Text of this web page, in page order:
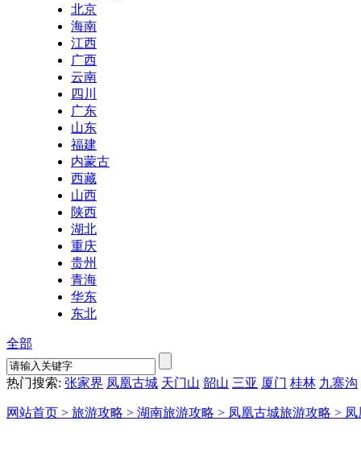
北京
海南
江西
广西
云南
四川
广东
山东
福建
内蒙古
西藏
山西
陕西
湖北
重庆
贵州
青海
华东
东北
全部
热门搜索: 张家界 凤凰古城 天门山 韶山 三亚 厦门 桂林 九寨沟
网站首页 > 旅游攻略 > 湖南旅游攻略 > 凤凰古城旅游攻略 >